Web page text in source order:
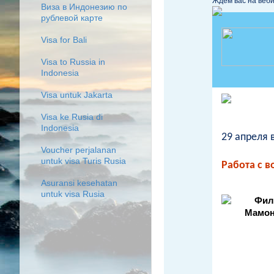
29 апреля
Работа с
Виза в Индонезию по
рублевой карте
Visa for Bali
Visa to Russia in
Indonesia
Visa untuk Jakarta
Visa ke Rusia di
Indonesia
Voucher perjalanan
untuk visa Turis Rusia
Asuransi kesehatan
untuk visa Rusia